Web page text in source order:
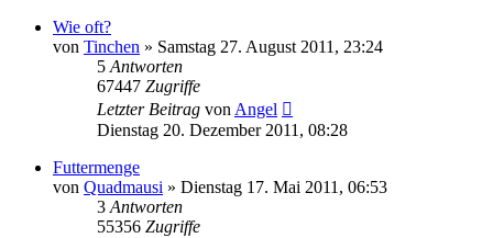
Wie oft?
von Tinchen » Samstag 27. August 2011, 23:24
5 Antworten
67447 Zugriffe
Letzter Beitrag von Angel
Dienstag 20. Dezember 2011, 08:28
Futtermenge
von Quadmausi » Dienstag 17. Mai 2011, 06:53
3 Antworten
55356 Zugriffe